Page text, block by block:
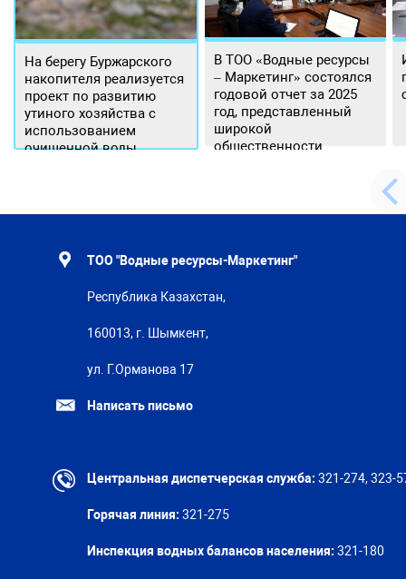
На берегу Буржарского
накопителя реализуется
проект по развитию
утиного хозяйства с
использованием
очищенной воды
В ТОО «Водные ресурсы
– Маркетинг» состоялся
годовой отчет за 2025
год, представленный
широкой
общественности.
ТОО "Водные ресурсы-Маркетинг"
Республика Казахстан,
160013, г. Шымкент,
ул. Г.Орманова 17
Написать письмо
Центральная диспетчерская служба: 321-274, 323-
Горячая линия: 321-275
Инспекция водных балансов населения: 321-180